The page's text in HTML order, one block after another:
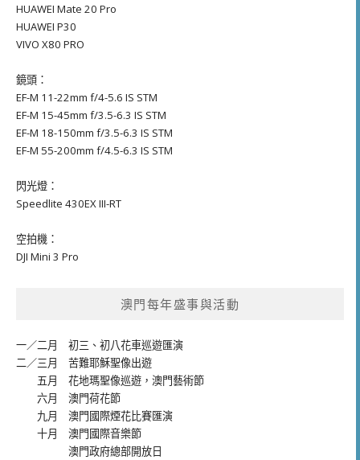
HUAWEI Mate 20 Pro
HUAWEI P30
VIVO X80 PRO
鏡頭：
EF-M 11-22mm f/4-5.6 IS STM
EF-M 15-45mm f/3.5-6.3 IS STM
EF-M 18-150mm f/3.5-6.3 IS STM
EF-M 55-200mm f/4.5-6.3 IS STM
閃光燈：
Speedlite 430EX III-RT
空拍機：
DJI Mini 3 Pro
澳門每年盛事與活動
一／二月 初三、初八花車巡遊匯演
二／三月 苦難耶穌聖像出遊
五月 花地瑪聖像巡遊 ， 澳門藝術節
六月 澳門荷花節
九月 澳門國際煙花比賽匯演
十月 澳門國際音樂節
澳門政府總部開放日